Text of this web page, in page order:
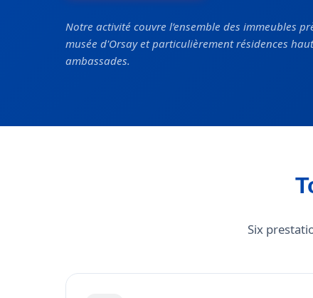
Notre activité couvre l’ensemble des immeubles
musée d'Orsay et particulièrement résidences
ambassades.
Six